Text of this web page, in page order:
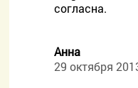
согласна.
Анна
29 октября